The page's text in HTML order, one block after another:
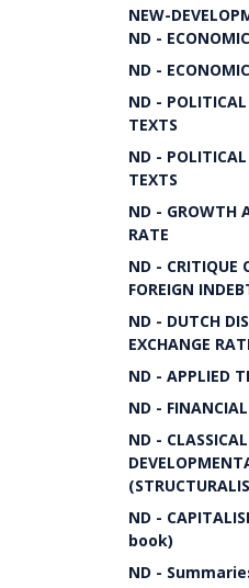
NEW-
ND -
ND -
ND -
TEXTS
ND -
TEXTS
ND - GROWTH
RATE
ND - CRITIQUE
FOREIGN
ND - DUTCH
EXCHANGE
ND - APPLIED
ND - FINANCIAL
ND - CLASSICAL
ND -
book)
ND -